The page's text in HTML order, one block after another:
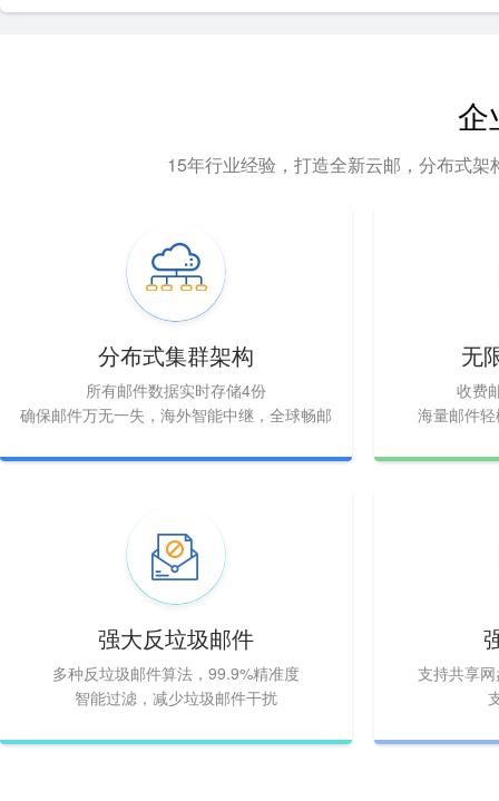
企
15年行业经验，打造全新云邮，分布式
分布式集群架构
所有邮件数据实时存储4份
确保邮件万无一失，海外智能中继，全球畅邮
无
收费
海量邮件
强大反垃圾邮件
多种反垃圾邮件算法，99.9%精准度
智能过滤，减少垃圾邮件干扰
支持共享